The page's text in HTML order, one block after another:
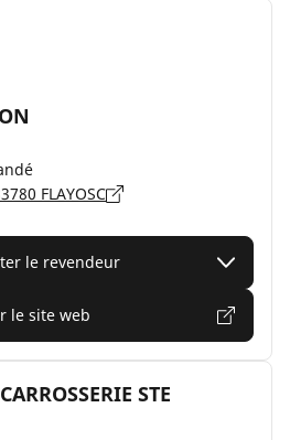
FLAYOSC
le revendeur
le site web
STE